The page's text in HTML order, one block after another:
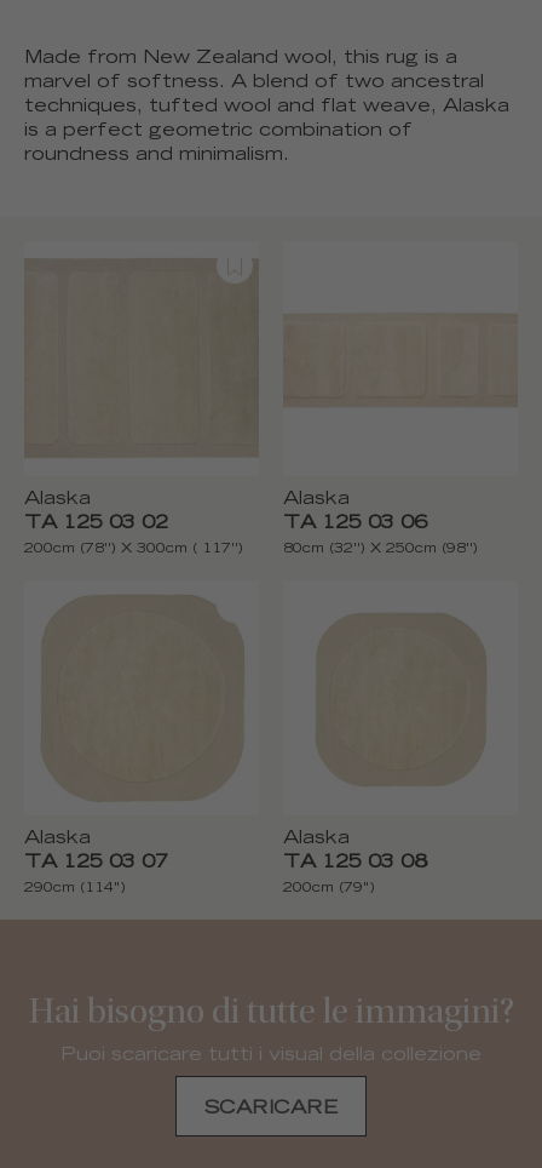
Made from New Zealand wool, this rug is a
marvel of softness. A blend of two ancestral
techniques, tufted wool and flat weave, Alaska
is a perfect geometric combination of
roundness and minimalism.
Alaska
TA 125 03 02
200cm (78'') X 300cm ( 117'')
Alaska
TA 125 03 06
80cm (32'') X 250cm (98'')
Alaska
TA 125 03 07
290cm (114")
Alaska
TA 125 03 08
200cm (79")
Hai bisogno di tutte le immagini?
Puoi scaricare tutti i visual della collezione
SCARICARE